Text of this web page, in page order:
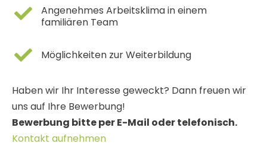
Angenehmes Arbeitsklima in einem
familiären Team
Möglichkeiten zur Weiterbildung
Haben wir Ihr Interesse geweckt? Dann freuen wir
uns auf Ihre Bewerbung!
Bewerbung bitte per E-Mail oder telefonisch.
Kontakt aufnehmen